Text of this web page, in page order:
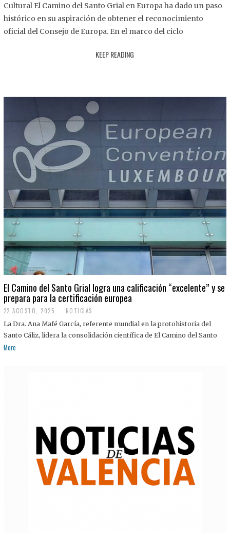
2
Cultural El Camino del Santo Grial en Europa ha dado un paso
histórico en su aspiración de obtener el reconocimiento
oficial del Consejo de Europa. En el marco del ciclo
KEEP READING
El Camino del Santo Grial logra una calificación “excelente” y se
prepara para la certificación europea
22 AGOSTO, 2025
2
A
G
NOTICIAS
La Dra. Ana Mafé García, referente mundial en la protohistoria del
Santo Cáliz, lidera la consolidación científica de El Camino del Santo
More